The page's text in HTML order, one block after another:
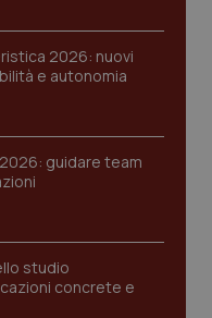
2026: nuovi
e autonomia
guidare team
studio
concrete e
CookieScript